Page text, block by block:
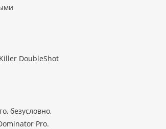
DoubleShot
безусловно,
Pro.